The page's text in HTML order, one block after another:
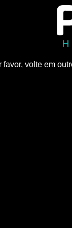
favor, volte em